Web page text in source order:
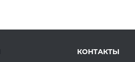
КОНТАКТЫ